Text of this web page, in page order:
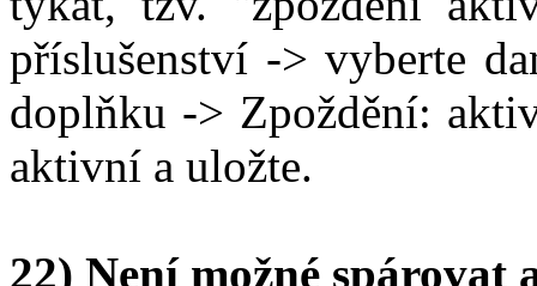
příslušenství -> vyberte
doplňku -> Zpoždění:
aktivní a uložte.
22) Není možné spárovat